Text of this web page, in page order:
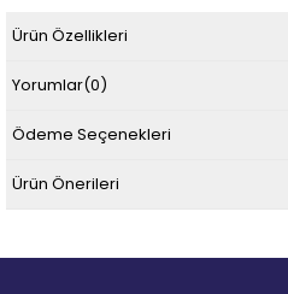
Ürün Özellikleri
Yorumlar(0)
Ödeme Seçenekleri
Ürün Önerileri